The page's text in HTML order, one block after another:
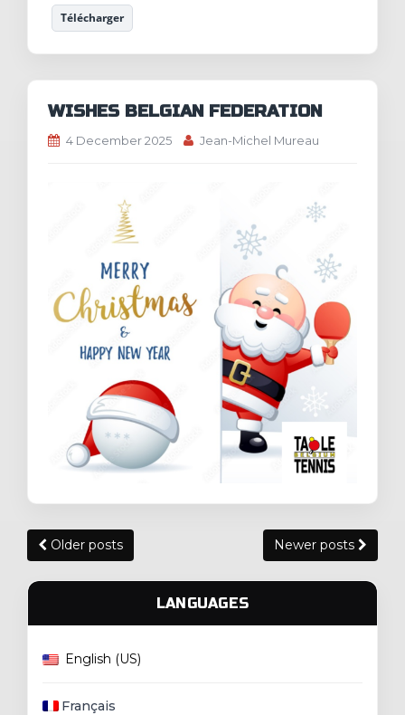
Télécharger
WISHES BELGIAN FEDERATION
4 December 2025 Jean-Michel Mureau
Posts
navigation
Older posts Newer posts
LANGUAGES
English (US)
Français